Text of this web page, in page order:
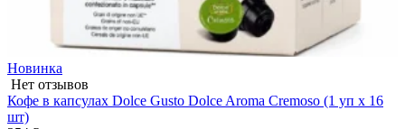
Новинка
Нет отзывов
Кофе в капсулах Dolce Gusto Dolce Aroma Cremoso (1 уп х 16
шт)